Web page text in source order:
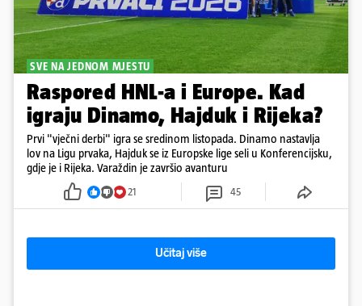
SVE NA JEDNOM MJESTU
Raspored HNL-a i Europe. Kad
igraju Dinamo, Hajduk i Rijeka?
Prvi "vječni derbi" igra se sredinom listopada. Dinamo nastavlja
lov na Ligu prvaka, Hajduk se iz Europske lige seli u Konferencijsku,
gdje je i Rijeka. Varaždin je završio avanturu
21 45
Učitaj više